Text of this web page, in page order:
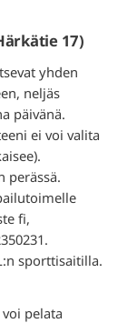
17)
yhden
neljäs
päivänä.
ei voi valita
perässä.
fi,
sporttisaitilla.
pelata